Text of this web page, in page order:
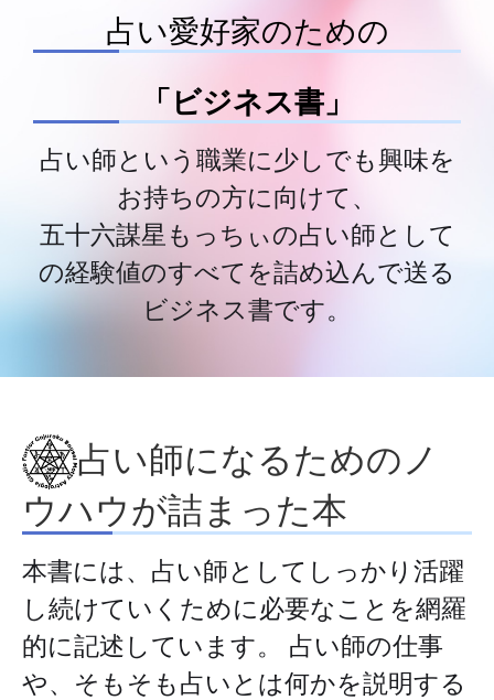
占い愛好家のための
「ビジネス書」
占い師という職業に少しでも興味を
お持ちの方に向けて、
五十六謀星もっちぃの占い師として
の経験値のすべてを詰め込んで送る
ビジネス書です。
占い師になるためのノ
ウハウが詰まった本
本書には、占い師としてしっかり活躍
し続けていくために必要なことを網羅
的に記述しています。 占い師の仕事
や、そもそも占いとは何かを説明する